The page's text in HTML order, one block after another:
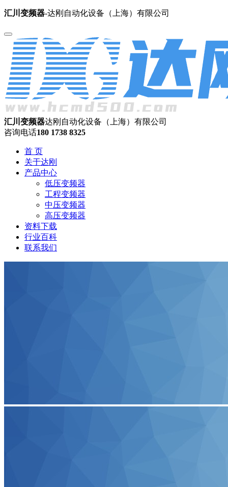
汇川变频器-达刚自动化设备（上海）有限公司
汇川变频器达刚自动化设备（上海）有限公司
咨询电话180 1738 8325
首 页
关于达刚
产品中心
低压变频器
工程变频器
中压变频器
高压变频器
资料下载
行业百科
联系我们